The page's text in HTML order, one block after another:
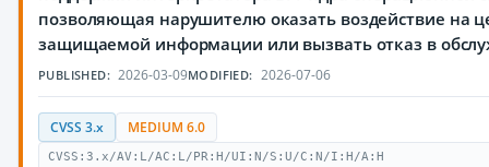
позволяющая нарушителю оказать воздействие на
защищаемой информации или вызвать отказ в
PUBLISHED: 2026-03-09MODIFIED: 2026-07-06
CVSS 3.x MEDIUM 6.0
CVSS:3.x/AV:L/AC:L/PR:H/UI:N/S:U/C:N/I:H/A:H